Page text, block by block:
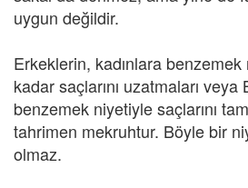
uygun değildir.
Erkeklerin, kadınlara
kadar saçlarını uzatmaları
benzemek niyetiyle saçlarını
tahrimen mekruhtur. Böyle bir
olmaz.